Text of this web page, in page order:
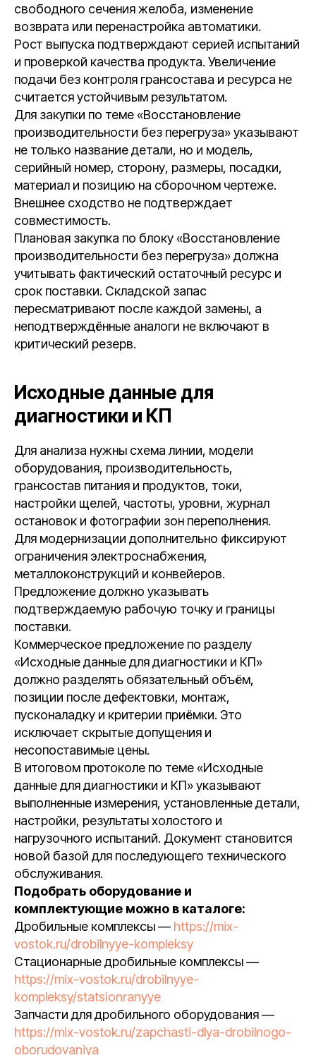
свободного сечения желоба, изменение
возврата или перенастройка автоматики.
Рост выпуска подтверждают серией испытаний
и проверкой качества продукта. Увеличение
подачи без контроля грансостава и ресурса не
считается устойчивым результатом.
Для закупки по теме «Восстановление
производительности без перегруза» указывают
не только название детали, но и модель,
серийный номер, сторону, размеры, посадки,
материал и позицию на сборочном чертеже.
Внешнее сходство не подтверждает
совместимость.
Плановая закупка по блоку «Восстановление
производительности без перегруза» должна
учитывать фактический остаточный ресурс и
срок поставки. Складской запас
пересматривают после каждой замены, а
неподтверждённые аналоги не включают в
критический резерв.
Исходные данные для
диагностики и КП
Для анализа нужны схема линии, модели
оборудования, производительность,
грансостав питания и продуктов, токи,
настройки щелей, частоты, уровни, журнал
остановок и фотографии зон переполнения.
Для модернизации дополнительно фиксируют
ограничения электроснабжения,
металлоконструкций и конвейеров.
Предложение должно указывать
подтверждаемую рабочую точку и границы
поставки.
Коммерческое предложение по разделу
«Исходные данные для диагностики и КП»
должно разделять обязательный объём,
позиции после дефектовки, монтаж,
пусконаладку и критерии приёмки. Это
исключает скрытые допущения и
несопоставимые цены.
В итоговом протоколе по теме «Исходные
данные для диагностики и КП» указывают
выполненные измерения, установленные детали,
настройки, результаты холостого и
нагрузочного испытаний. Документ становится
новой базой для последующего технического
обслуживания.
Подобрать оборудование и
комплектующие можно в каталоге:
Дробильные комплексы — https://mix-
vostok.ru/drobilnyye-kompleksy
Стационарные дробильные комплексы —
https://mix-vostok.ru/drobilnyye-
kompleksy/statsionranyye
Запчасти для дробильного оборудования —
https://mix-vostok.ru/zapchasti-dlya-drobilnogo-
oborudovaniya